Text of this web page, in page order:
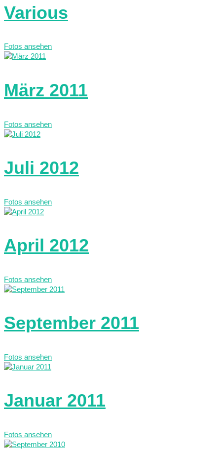
Various
Fotos ansehen
März 2011
Fotos ansehen
Juli 2012
Fotos ansehen
April 2012
Fotos ansehen
September 2011
Fotos ansehen
Januar 2011
Fotos ansehen